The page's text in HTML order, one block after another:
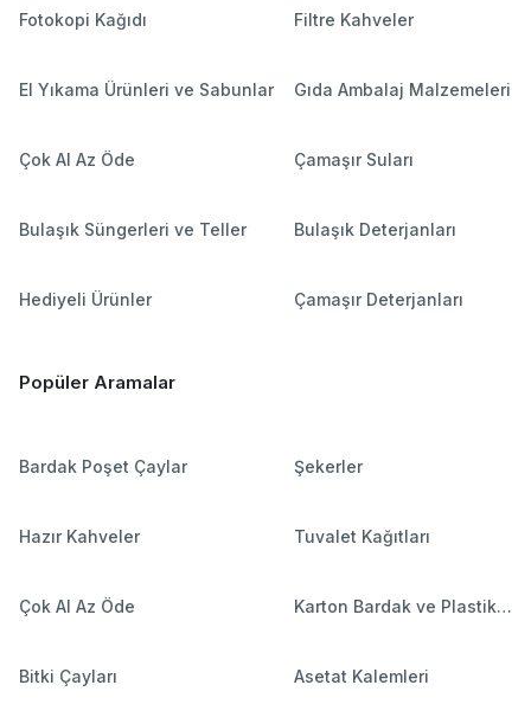
Fotokopi Kağıdı Filtre Kahveler
El Yıkama Ürünleri ve Sabunlar Gıda Ambalaj Malzemeleri
Çok Al Az Öde Çamaşır Suları
Bulaşık Süngerleri ve Teller Bulaşık Deterjanları
Hediyeli Ürünler Çamaşır Deterjanları
Popüler Aramalar
Bardak Poşet Çaylar Şekerler
Hazır Kahveler Tuvalet Kağıtları
Çok Al Az Öde
Karton Bardak ve Plastik
Bitki Çayları Asetat Kalemleri